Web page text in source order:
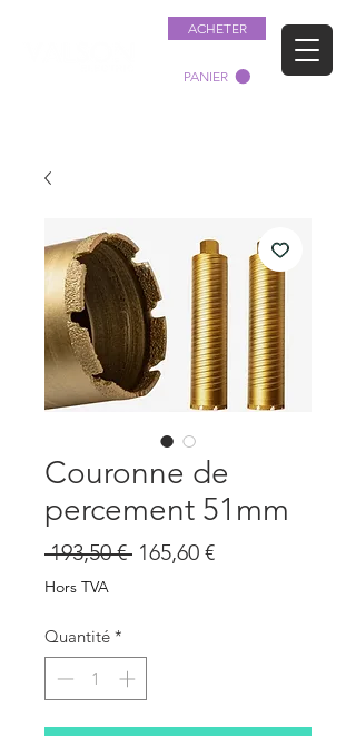
ACHETER
PANIER
Couronne de
percement 51mm
193,50 € Prix
165,60 €Prix
Hors TVA
Quantité *